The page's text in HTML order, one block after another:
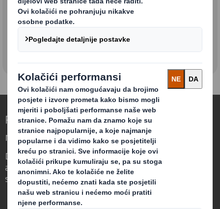
Kontakt: Usluge recikliranja
Redefiniranje ambalaže za svijet koji se
mijenja
Drugačiji smo jer vidimo priliku u tome što
ambalaža može imati ključnu ulogu u
svijetu koji se mijenja.